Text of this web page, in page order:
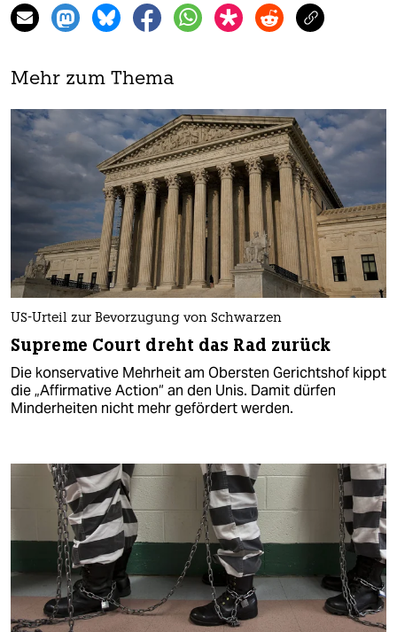
Mehr zum Thema
US-Urteil zur Bevorzugung von Schwarzen
Supreme Court dreht das Rad zurück
Die konservative Mehrheit am Obersten Gerichtshof kippt
die „Affirmative Action“ an den Unis. Damit dürfen
Minderheiten nicht mehr gefördert werden.